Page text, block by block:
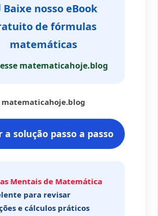
Baixe nosso eBook
de fórmulas
matemáticas
matematicahoje.blog
matematicahoje.blog
a solução passo a passo
Mentais de Matemática
para revisar
e cálculos práticos